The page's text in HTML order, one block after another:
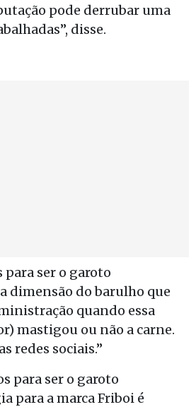
pode derrubar uma
disse.
ser o garoto
dimensão do barulho que
quando essa
mastigou ou não a carne.
redes sociais.”
para ser o garoto
para a marca Friboi é